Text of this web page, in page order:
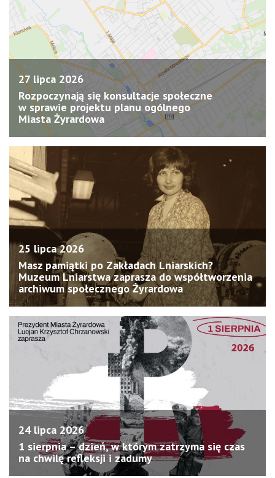
27 lipca 2026
Rozpoczynają się konsultacje społeczne
w sprawie projektu planu ogólnego
Miasta Żyrardowa
25 lipca 2026
Masz pamiątki po Zakładach Lniarskich?
Muzeum Lniarstwa zaprasza do współtworzenia
archiwum społecznego Żyrardowa
24 lipca 2026
1 sierpnia – dzień, w którym zatrzyma się czas
na chwilę refleksji i zadumy